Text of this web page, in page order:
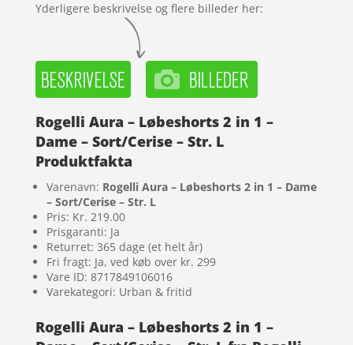
Yderligere beskrivelse og flere billeder her:
Rogelli Aura – Løbeshorts 2 in 1 –
Dame – Sort/Cerise – Str. L
Produktfakta
Varenavn: Rogelli Aura – Løbeshorts 2 in 1 – Dame
– Sort/Cerise – Str. L
Pris: Kr. 219.00
Prisgaranti: Ja
Returret: 365 dage (et helt år)
Fri fragt: Ja, ved køb over kr. 299
Vare ID: 8717849106016
Varekategori: Urban & fritid
Rogelli Aura – Løbeshorts 2 in 1 –